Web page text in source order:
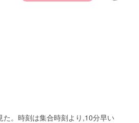
た。時刻は集合時刻より,10分早い